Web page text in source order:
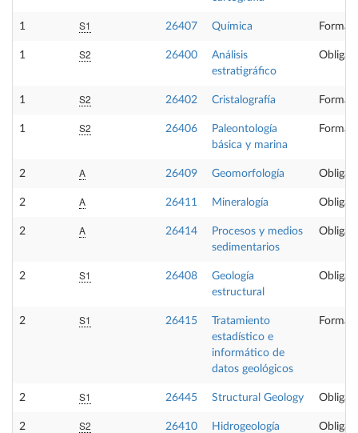
1 S1 26407 Química
1 S2 26400
Análisis
estratigráfico
1 S2 26402 Cristalografía
1 S2 26406
Paleontología
básica y marina
2 A 26409 Geomorfología
2 A 26411 Mineralogía
2 A 26414
Procesos y medios
sedimentarios
2 S1 26408
Geología
estructural
2 S1 26415
Tratamiento
estadístico e
informático de
datos geológicos
2 S1 26445 Structural Geology
2 S2 26410 Hidrogeología